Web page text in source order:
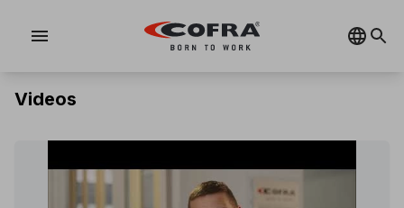
menu
Videos